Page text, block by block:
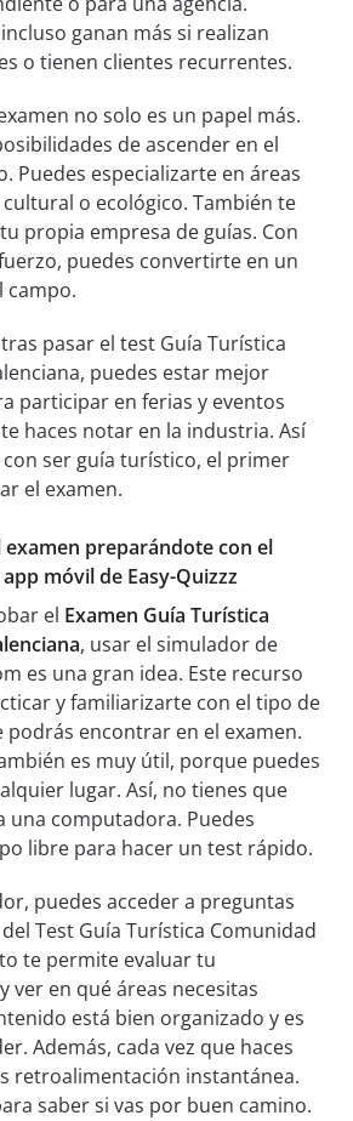
ganan más si realizan
o tienen clientes recurrentes.
no solo es un papel más.
de ascender en el
Puedes especializarte en áreas
o ecológico. También te
propia empresa de guías. Con
puedes convertirte en un
campo.
pasar el test Guía Turística
puedes estar mejor
participar en ferias y eventos
haces notar en la industria. Así
con ser guía turístico, el primer
el examen.
examen preparándote con el
móvil de Easy-Quizzz
el Examen Guía Turística
, usar el simulador de
es una gran idea. Este recurso
y familiarizarte con el tipo de
podrás encontrar en el examen.
es muy útil, porque puedes
lugar. Así, no tienes que
una computadora. Puedes
libre para hacer un test rápido.
puedes acceder a preguntas
Test Guía Turística Comunidad
te permite evaluar tu
ver en qué áreas necesitas
está bien organizado y es
Además, cada vez que haces
retroalimentación instantánea.
saber si vas por buen camino.